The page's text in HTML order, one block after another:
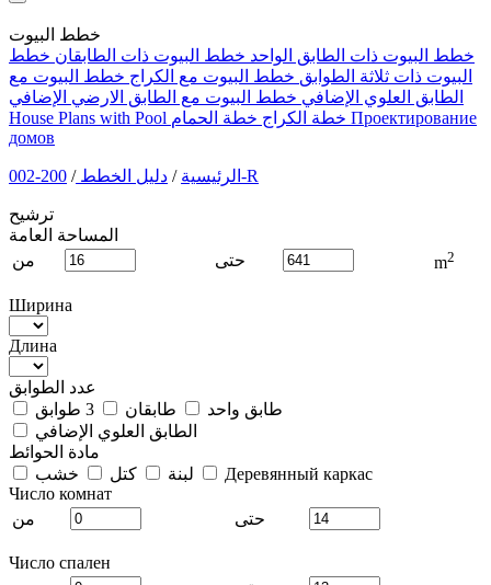
خطط البيوت
خطط البيوت ذات الطابق الواحد خطط البيوت ذات الطابقان خطط
البيوت ذات ثلاثة الطوابق خطط البيوت مع الكراج خطط البيوت مع
الطابق العلوي الإضافي خطط البيوت مع الطابق الارضي الإضافي
House Plans with Pool
خطة الكراج خطة الحمام
Проектирование
домов
الرئيسية / دليل الخطط / 200-002-R
ترشيح
المساحة العامة
من
حتى m2
Ширина
Длина
عدد الطوابق
طابق واحد
طابقان
الطابق العلوي الإضافي
مادة الحوائط
لبنة
كتل خشب
Деревянный каркас
Число комнат
من
حتى
Число спален